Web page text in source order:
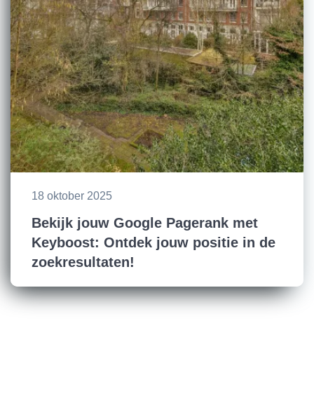
18 oktober 2025
Bekijk jouw Google Pagerank met
Keyboost: Ontdek jouw positie in de
zoekresultaten!